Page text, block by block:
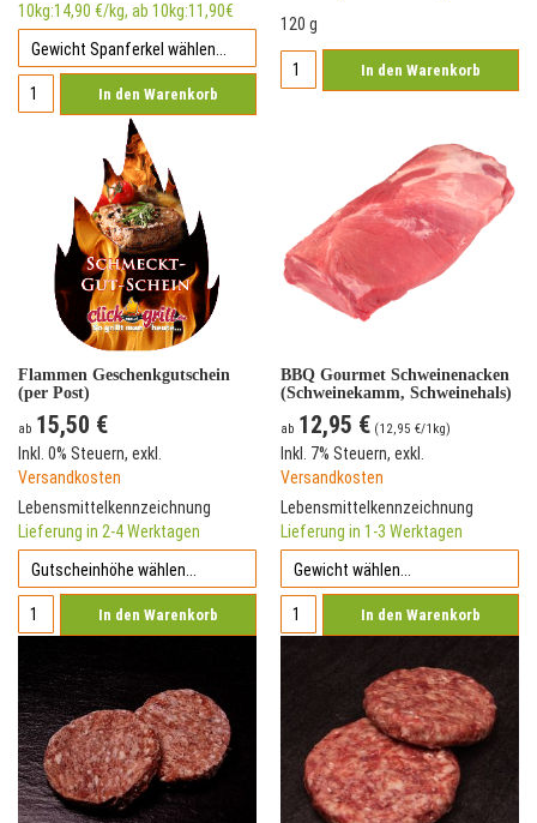
10kg:14,90 €/kg, ab 10kg:11,90€
In den Warenkorb
120 g
In den Warenkorb
Flammen Geschenkgutschein
(per Post)
ab 15,50 €
Inkl. 0% Steuern, exkl.
Versandkosten
Lebensmittelkennzeichnung
Lieferung in 2-4 Werktagen
In den Warenkorb
BBQ Gourmet Schweinenacken
(Schweinekamm, Schweinehals)
vom Deutschen Landschwein
ab 12,95 € (12,95 €/1kg)
Inkl. 7% Steuern, exkl.
Versandkosten
Lebensmittelkennzeichnung
Lieferung in 1-3 Werktagen
In den Warenkorb